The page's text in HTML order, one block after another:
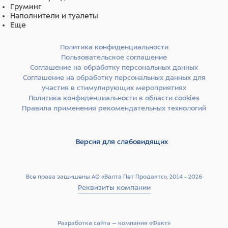
кремнезем, бензотриазолил додецил п-крезол,
спирт, ТРИС (тетраметилгидроксипиперидинол)
цитрат, кумарин
Груминг
Наполнители и туалеты
Еще
Все права защищены АО «Валта Пет Продактс», 2014 - 2026
Реквизиты компании
Политика конфиденциальности
Пользовательское соглашение
Соглашение на обработку персональных данных
Соглашение на обработку персональных данных для
участия в стимулирующих мероприятиях
Политика конфиденциальности в области cookies
Правила применения рекомендательных технологий
Версия для слабовидящих
Разработка сайта –­ компания «Факт»